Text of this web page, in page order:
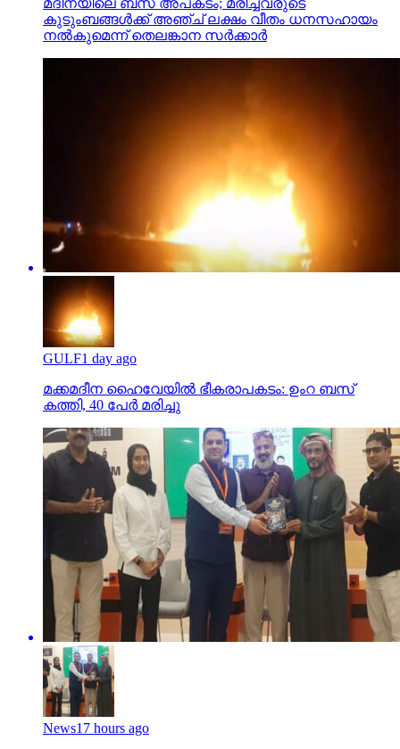
കുടുംബങ്ങള്‍ക്ക് അഞ്ച് ലക്ഷം വീതം ധനസഹായം
നല്‍കുമെന്ന് തെലങ്കാന സര്‍ക്കാര്‍
GULF1 day ago
മക്കമദീന ഹൈവേയില്‍ ഭീകരാപകടം: ഉംറ ബസ്
കത്തി, 40 പേര്‍ മരിച്ചു
News17 hours ago